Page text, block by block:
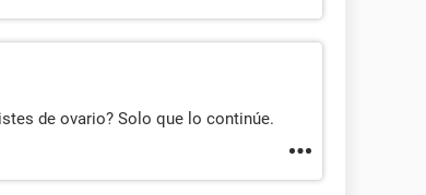
de ovario? Solo que lo continúe.